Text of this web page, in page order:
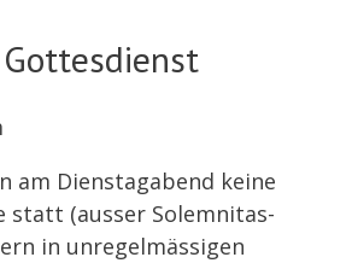
am Dienstagabend keine
statt (ausser Solemnitas-
in unregelmässigen